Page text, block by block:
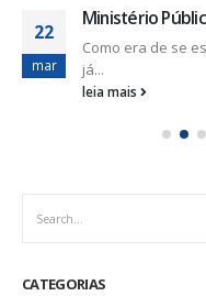
22
mar
Ministério
Como era de se
já...
leia mais
CATEGORIAS